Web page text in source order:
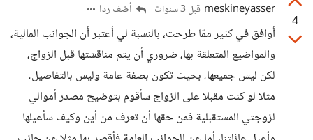
4
meskineyasser قبل 3 سنوات أضف ردا
أوافق في كثير ممّا طرحت، بالنسبة لي أعتبر أن الجوانب المالية،
والمواضيع المتعلقة بها، ضروري أن يتم مناقشتها قبل الزواج،
لكن ليس جميعها، بحيث تكون بصفة عامة وليس بالتفاصيل،
مثلا لو كنت مقبلا على الزواج سأقوم بتوضيح مصدر أموالي
لزوجتي المستقبلية فمن حقها أن تعرف من أين وكيف سأعيلها